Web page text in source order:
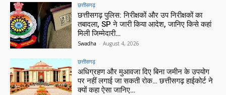
छत्तीसगढ़
छत्तीसगढ़ पुलिस: निरीक्षकों और उप निरीक्षकों का
तबादला, SP ने जारी किया आदेश, जानिए किसे कहां
मिली जिम्मेदारी…
Swadha - August 4, 2026
छत्तीसगढ़
अधिग्रहण और मुआवजा दिए बिना जमीन के उपयोग
पर नहीं लगाई जा सकती रोक… छत्तीसगढ़ हाईकोर्ट ने
क्यों कहा ऐसा जानिए…